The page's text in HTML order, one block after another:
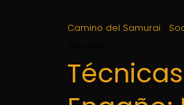
Camino del Samurai